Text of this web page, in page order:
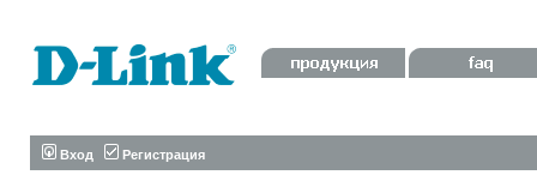
Вход Регистрация